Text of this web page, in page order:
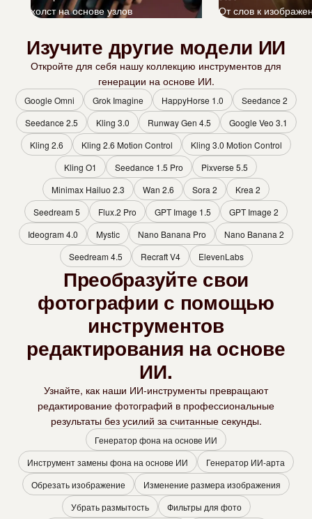
холст на основе узлов
От слов к
Изучите другие модели ИИ
Откройте для себя нашу коллекцию инструментов для
генерации на основе ИИ.
Google Omni Grok Imagine HappyHorse 1.0
Seedance 2
Seedance 2.5
Kling 3.0 Runway Gen 4.5
Google Veo 3.1
Kling 2.6
Kling 2.6 Motion Control
Kling 3.0 Motion Control
Kling O1
Seedance 1.5 Pro
Pixverse 5.5
Minimax Hailuo 2.3
Wan 2.6 Sora 2
Krea 2
Seedream 5
Flux.2 Pro GPT Image 1.5
GPT Image 2
Ideogram 4.0
Mystic Nano Banana Pro
Nano Banana 2
Seedream 4.5
Recraft V4 ElevenLabs
Преобразуйте свои
фотографии с помощью
инструментов
редактирования на основе
ИИ.
Узнайте, как наши ИИ-инструменты превращают
редактирование фотографий в профессиональные
результаты без усилий за считанные секунды.
Генератор фона на основе ИИ
Инструмент замены фона на основе ИИ
Генератор ИИ-арта
Обрезать изображение
Изменение размера изображения
Убрать размытость
Фильтры для фото